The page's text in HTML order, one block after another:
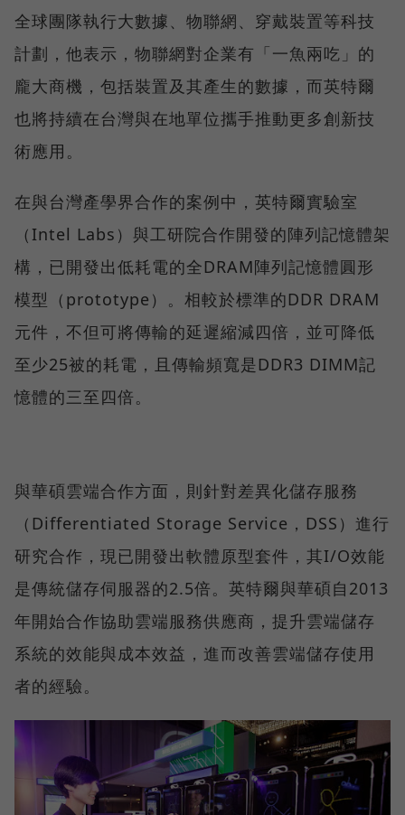
全球團隊執行大數據、物聯網、穿戴裝置等科技
計劃，他表示，物聯網對企業有「一魚兩吃」的
龐大商機，包括裝置及其產生的數據，而英特爾
也將持續在台灣與在地單位攜手推動更多創新技
術應用。
在與台灣產學界合作的案例中，英特爾實驗室
（Intel Labs）與工研院合作開發的陣列記憶體架
構，已開發出低耗電的全DRAM陣列記憶體圓形
模型（prototype）。相較於標準的DDR DRAM
元件，不但可將傳輸的延遲縮減四倍，並可降低
至少25被的耗電，且傳輸頻寬是DDR3 DIMM記
憶體的三至四倍。
與華碩雲端合作方面，則針對差異化儲存服務
（Differentiated Storage Service，DSS）進行
研究合作，現已開發出軟體原型套件，其I/O效能
是傳統儲存伺服器的2.5倍。英特爾與華碩自2013
年開始合作協助雲端服務供應商，提升雲端儲存
系統的效能與成本效益，進而改善雲端儲存使用
者的經驗。